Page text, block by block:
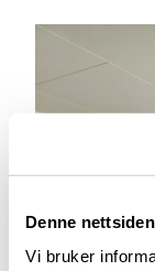
Denne
Vi bruker